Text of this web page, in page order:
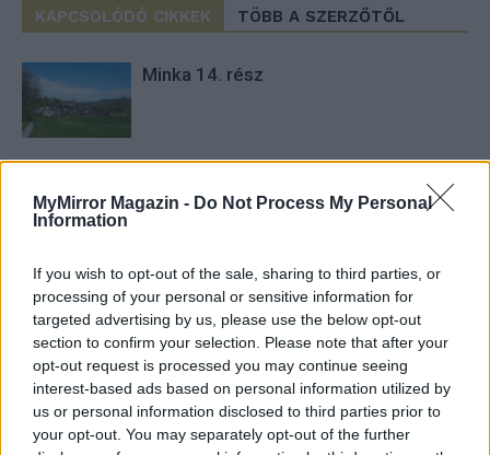
MyMirror Magazin - Do Not Process My Personal
Information
If you wish to opt-out of the sale, sharing to third parties, or
processing of your personal or sensitive information for
targeted advertising by us, please use the below opt-out
section to confirm your selection. Please note that after your
opt-out request is processed you may continue seeing
interest-based ads based on personal information utilized by
us or personal information disclosed to third parties prior to
your opt-out. You may separately opt-out of the further
KAPCSOLÓDÓ CIKKEK TÖBB A SZERZŐTŐL
Minka 14. rész
Halál a Tresco-szigeten – A Josh
Clayton-ügy